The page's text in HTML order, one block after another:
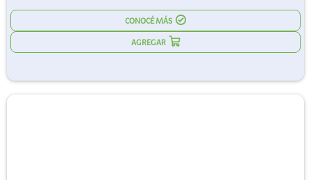
CONOCÉ MÁS